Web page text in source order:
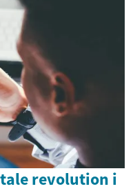
revolution i